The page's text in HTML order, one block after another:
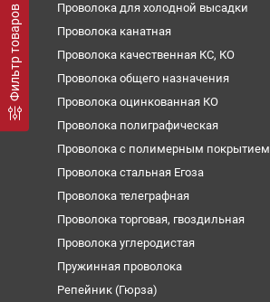
Фильтр товаров
Проволока для холодной высадки
Проволока канатная
Проволока качественная КС, КО
Проволока общего назначения
Проволока оцинкованная КО
Проволока полиграфическая
Проволока с полимерным покрытием
Проволока стальная Егоза
Проволока телеграфная
Проволока торговая, гвоздильная
Проволока углеродистая
Пружинная проволока
Репейник (Гюрза)